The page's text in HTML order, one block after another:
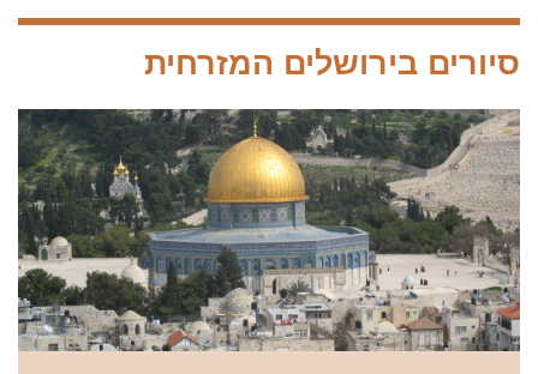
בשבוע
סיורים בירושלים המזרחית